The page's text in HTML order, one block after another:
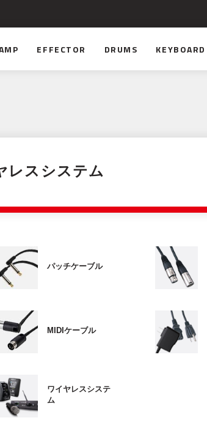
！
EFFECTOR DRUMS KEYBOARD
レスシステム
パッチケーブル
MIDIケーブル
ワイヤレスシステ
ム